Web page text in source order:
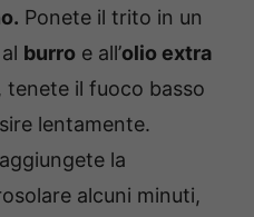
Ponete il trito in un
burro e all’olio extra
, tenete il fuoco basso
lentamente.
la
alcuni minuti,